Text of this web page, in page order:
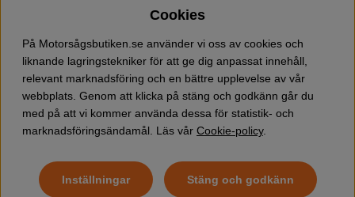
fokus mot entusiaster och professionella användare av
motorsågar. Vi erbjuder ett brett sortiment av
Husqvarna motorsågarsamt alla tänkbaratillbehör
du kan behöva vid trädfällning, gallring och allmän
skogsskötsel. Välkommen att handla din Husqvarna
motorsåg och tillbehör online hos oss!
Cookies
På Motorsågsbutiken.se använder vi oss av cookies och
liknande lagringstekniker för att ge dig anpassat innehåll,
relevant marknadsföring och en bättre upplevelse av vår
webbplats. Genom att klicka på stäng och godkänn går du
med på att vi kommer använda dessa för statistik- och
marknadsföringsändamål. Läs vår Cookie-policy.
Inställningar Stäng och godkänn